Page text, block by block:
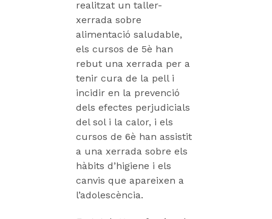
realitzat un taller-
xerrada sobre
alimentació saludable,
els cursos de 5è han
rebut una xerrada per a
tenir cura de la pell i
incidir en la prevenció
dels efectes perjudicials
del sol i la calor, i els
cursos de 6è han assistit
a una xerrada sobre els
hàbits d’higiene i els
canvis que apareixen a
l’adolescència.